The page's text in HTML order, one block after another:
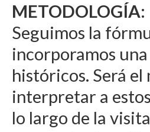
METODOLOGÍA:
Seguimos la
incorporamos
históricos. Será
interpretar a
lo largo de la